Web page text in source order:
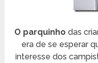
O parquinho das
era de se esperar
interesse dos